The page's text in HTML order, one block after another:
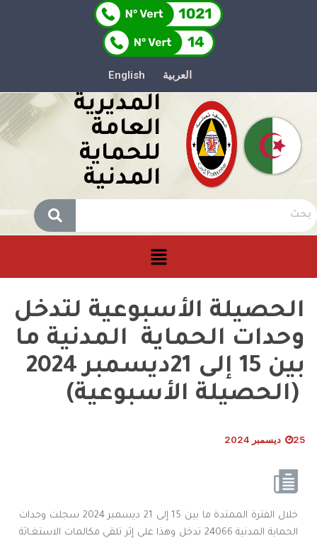
العربية English
المديرية
العامة
للحماية
المدنية
الحصيلة الأسبوعية لتدخل
وحدات الحماية المدنية ما
بين 15 إلى 21ديسمبر 2024
(الحصيلة الأسبوعية)
25 ديسمبر 2024
خلال الفترة الممتدة ما بين 15 إلى 21 ديسمبر 2024 سجلت وحدات
الحماية المدنية 24066 تدخل وهذا على إثر تلقي مكالمات الاستغـاثة